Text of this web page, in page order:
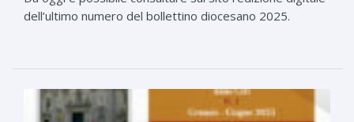
dell’ultimo numero del bollettino diocesano 2025.